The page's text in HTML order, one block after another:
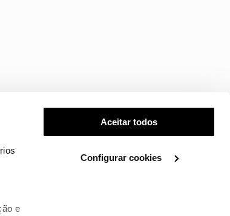
e
Aceitar todos
Configurar cookies